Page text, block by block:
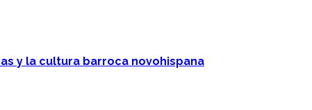
y la cultura barroca novohispana